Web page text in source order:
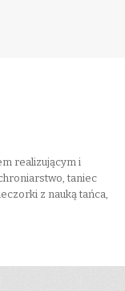
realizującym i
taniec
z nauką tańca,